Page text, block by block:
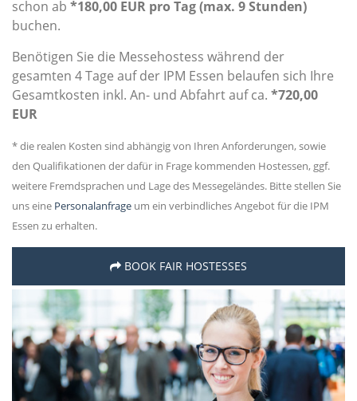
schon ab *180,00 EUR pro Tag (max. 9 Stunden)
buchen.
Benötigen Sie die Messehostess während der
gesamten 4 Tage auf der IPM Essen belaufen sich Ihre
Gesamtkosten inkl. An- und Abfahrt auf ca. *720,00
EUR
* die realen Kosten sind abhängig von Ihren Anforderungen, sowie
den Qualifikationen der dafür in Frage kommenden Hostessen, ggf.
weitere Fremdsprachen und Lage des Messegeländes. Bitte stellen Sie
uns eine Personalanfrage um ein verbindliches Angebot für die IPM
Essen zu erhalten.
BOOK FAIR HOSTESSES